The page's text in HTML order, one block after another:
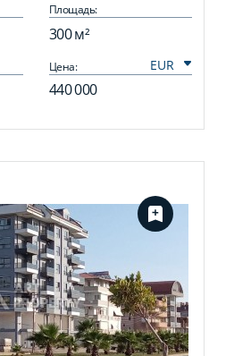
Площадь:
300 м²
Цена:
440 000